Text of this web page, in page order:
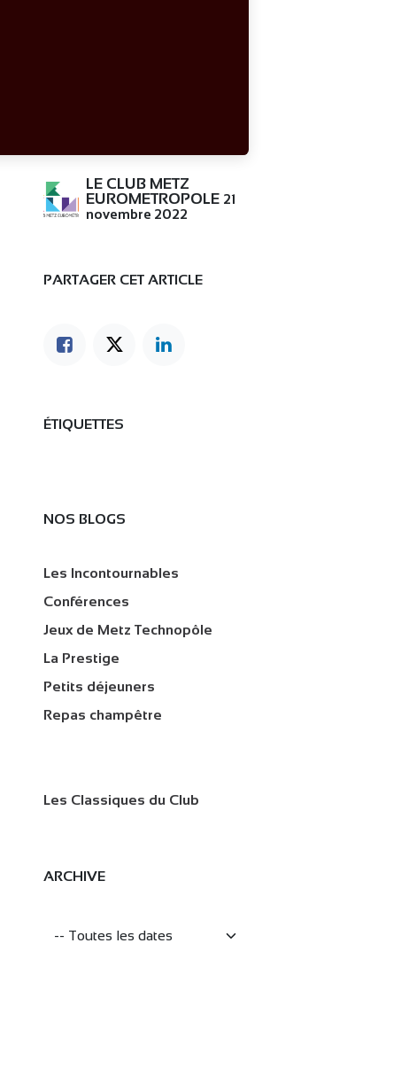
LE CLUB METZ
EUROMETROPOLE 21
novembre 2022
PARTAGER CET ARTICLE
ÉTIQUETTES
NOS BLOGS
Les Incontournables
Conférences
Jeux de Metz Technopôle
La Prestige
Petits déjeuners
Repas champêtre
Les Classiques du Club
ARCHIVE